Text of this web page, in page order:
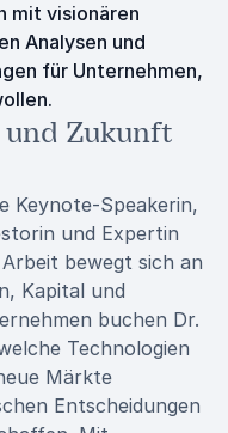
mit visionären
Analysen und
für Unternehmen,
Zukunft
Keynote-Speakerin,
und Expertin
bewegt sich an
Kapital und
buchen Dr.
Technologien
Märkte
Entscheidungen